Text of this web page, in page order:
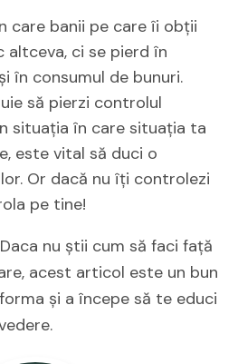
care banii pe care îi obții
altceva, ci se pierd în
în consumul de bunuri.
să pierzi controlul
situația în care situația ta
este vital să duci o
Or dacă nu îți controlezi
pe tine!
nu știi cum să faci față
acest articol este un bun
și a începe să te educi